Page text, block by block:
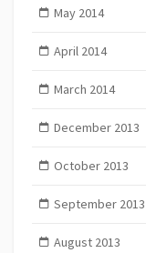
May 2014
April 2014
March 2014
December 2013
October 2013
September 2013
August 2013